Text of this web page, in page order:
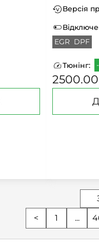
Версія
EGR DPF
Тюнінг: -
<
1 ...